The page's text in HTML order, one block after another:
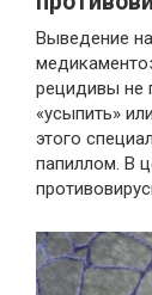
Выведение
рецидивы не
«усыпить»
этого
папиллом. В